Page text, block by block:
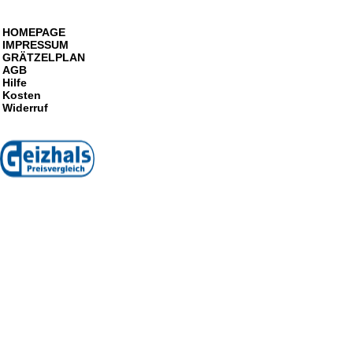
HOMEPAGE
IMPRESSUM
GRÄTZELPLAN
AGB
Hilfe
Kosten
Widerruf